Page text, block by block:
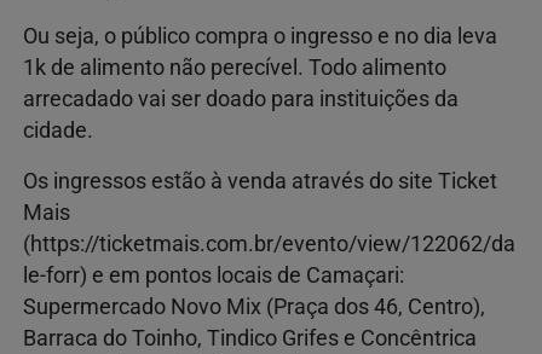
Ou seja, o público compra o ingresso e no dia leva
1k de alimento não perecível. Todo alimento
arrecadado vai ser doado para instituições da
cidade.
Os ingressos estão à venda através do site Ticket
Mais
(https://ticketmais.com.br/evento/view/122062/da
le-forr) e em pontos locais de Camaçari:
Supermercado Novo Mix (Praça dos 46, Centro),
Barraca do Toinho, Tindico Grifes e Concêntrica